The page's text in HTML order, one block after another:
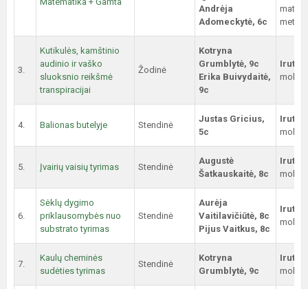
Andrėja
Adomeckytė, 6c
3.
Kutikulės, kamštinio
audinio ir vaško
sluoksnio reikšmė
transpiracijai
Žodinė
Kotryna
Grumblytė, 9c
Erika Buivydaitė,
9c
Irutė
4. Balionas butelyje Stendinė
Justas Gricius,
5c
Irutė
5. Įvairių vaisių tyrimas Stendinė
Augustė
Šatkauskaitė, 8c
Irutė
6.
Sėklų dygimo
priklausomybės nuo
substrato tyrimas
Stendinė
Aurėja
Vaitilavičiūtė, 8c
Pijus Vaitkus, 8c
Irutė
7.
Kaulų cheminės
sudėties tyrimas
Stendinė
Kotryna
Grumblytė, 9c
Irutė